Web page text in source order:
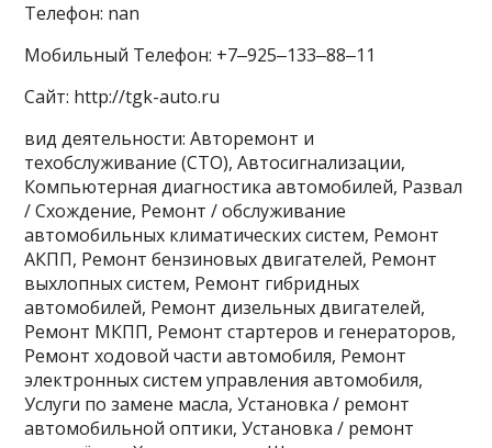
Телефон: nan
Мобильный Телефон: +7‒925‒133‒88‒11
Сайт: http://tgk-auto.ru
вид деятельности: Авторемонт и
техобслуживание (СТО), Автосигнализации,
Компьютерная диагностика автомобилей, Развал
/ Схождение, Ремонт / обслуживание
автомобильных климатических систем, Ремонт
АКПП, Ремонт бензиновых двигателей, Ремонт
выхлопных систем, Ремонт гибридных
автомобилей, Ремонт дизельных двигателей,
Ремонт МКПП, Ремонт стартеров и генераторов,
Ремонт ходовой части автомобиля, Ремонт
электронных систем управления автомобиля,
Услуги по замене масла, Установка / ремонт
автомобильной оптики, Установка / ремонт